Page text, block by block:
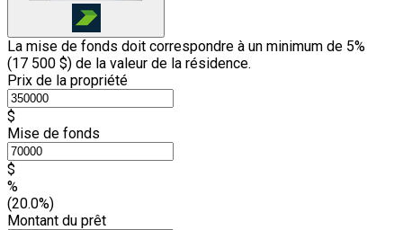
La mise de fonds doit correspondre à un minimum de 5%
(17 500 $) de la valeur de la résidence.
Prix de la propriété
$
Mise de fonds
$
%
(20.0%)
Montant du prêt